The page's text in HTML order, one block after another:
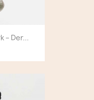
– Der...